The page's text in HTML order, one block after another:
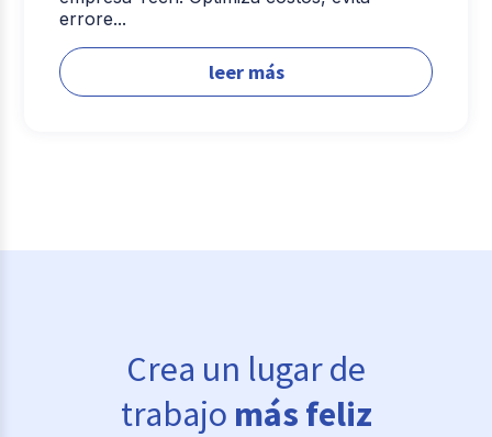
errore...
leer más
Crea un lugar de
trabajo más feliz